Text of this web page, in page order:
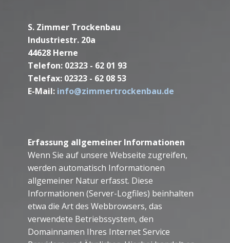
S. Zimmer Trockenbau
Industriestr. 20a
44628 Herne
Telefon: 02323 - 62 01 93
Telefax: 02323 - 62 08 53
E-Mail: info@zimmertrockenbau.de
Erfassung allgemeiner Informationen
Wenn Sie auf unsere Webseite zugreifen,
werden automatisch Informationen
allgemeiner Natur erfasst. Diese
Informationen (Server-Logfiles) beinhalten
etwa die Art des Webbrowsers, das
verwendete Betriebssystem, den
Domainnamen Ihres Internet Service